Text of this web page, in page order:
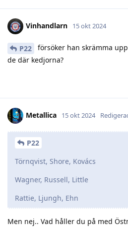
Vinhandlarn 15 okt 2024
P22
försöker han skrämma
de där kedjorna?
Metallica 15 okt 2024
P22
Törnqvist, Shore, Kovács
Wagner, Russell, Little
Rattie, Ljungh, Ehn
Men nej.. Vad håller du på med